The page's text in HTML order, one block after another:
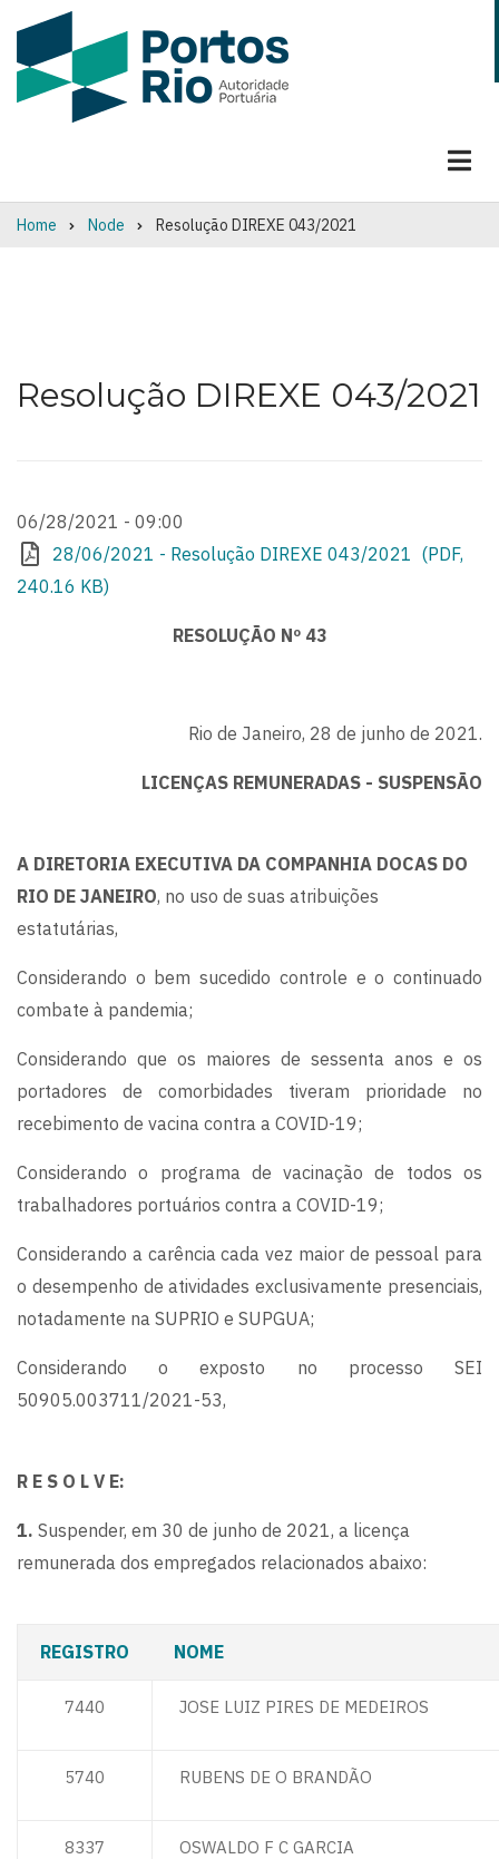
Breadcrumb
Home Node Resolução DIREXE 043/2021
Resolução DIREXE 043/2021
06/28/2021 - 09:00
28/06/2021 - Resolução DIREXE 043/2021 (PDF,
240.16 KB)
RESOLUÇÃO Nº 43
Rio de Janeiro, 28 de junho de 2021.
LICENÇAS REMUNERADAS - SUSPENSÃO
A DIRETORIA EXECUTIVA DA COMPANHIA DOCAS DO
RIO DE JANEIRO, no uso de suas atribuições
estatutárias,
Considerando o bem sucedido controle e o continuado
combate à pandemia;
Considerando que os maiores de sessenta anos e os
portadores de comorbidades tiveram prioridade no
recebimento de vacina contra a COVID-19;
Considerando o programa de vacinação de todos os
trabalhadores portuários contra a COVID-19;
Considerando a carência cada vez maior de pessoal para
o desempenho de atividades exclusivamente presenciais,
notadamente na SUPRIO e SUPGUA;
Considerando o exposto no processo SEI
50905.003711/2021-53,
R E S O L V E:
1. Suspender, em 30 de junho de 2021, a licença
remunerada dos empregados relacionados abaixo:
REGISTRO NOME
7440 JOSE LUIZ PIRES DE MEDEIROS
5740 RUBENS DE O BRANDÃO
8337 OSWALDO F C GARCIA